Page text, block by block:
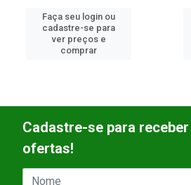
Faça seu login ou
cadastre-se para
ver preços e
comprar
Cadastre-se para
ofertas!